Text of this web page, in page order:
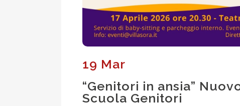
19 Mar
“Genitori in ansia”
Scuola Genitori